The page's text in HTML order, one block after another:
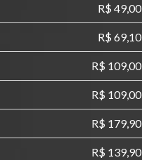
R$ 49,00
R$ 69,10
R$ 109,00
R$ 109,00
R$ 179,90
R$ 139,90